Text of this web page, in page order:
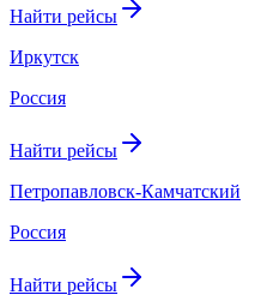
Найти рейсы
Иркутск
Россия
Найти рейсы
Петропавловск-Камчатский
Россия
Найти рейсы